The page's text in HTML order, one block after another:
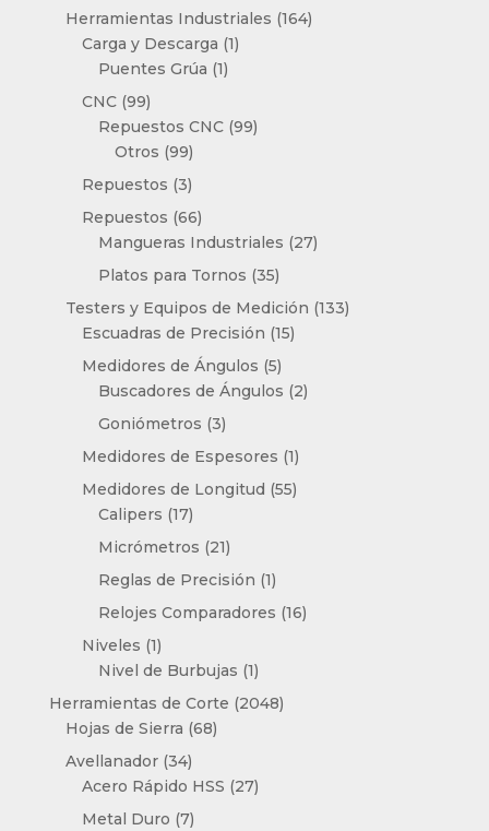
productos
Herramientas Industriales 164164
Carga y Descarga 11
Puentes Grúa 11
CNC 9999
productos
Repuestos CNC 9999
Otros 9999
productos
Repuestos 33
productos
Repuestos 6666
productos
Mangueras Industriales 2727
Platos para Tornos 3535
productos
Testers y Equipos de Medición 133133
Escuadras de Precisión 1515
Medidores de Ángulos 55
productos
Buscadores de Ángulos 22
Goniómetros 33
productos
Medidores de Espesores 11
producto
Medidores de Longitud 5555
Calipers 1717
productos
Micrómetros 2121
productos
Reglas de Precisión 11
producto
Relojes Comparadores 1616
Niveles 11
producto
Nivel de Burbujas 11
producto
Herramientas de Corte 20482048
Hojas de Sierra 6868
Avellanador 3434
productos
Acero Rápido HSS 2727
Metal Duro 77